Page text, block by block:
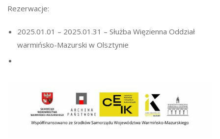
Rezerwacje:
2025.01.01 – 2025.01.31 – Służba Więzienna Oddział
warmińsko-Mazurski w Olsztynie